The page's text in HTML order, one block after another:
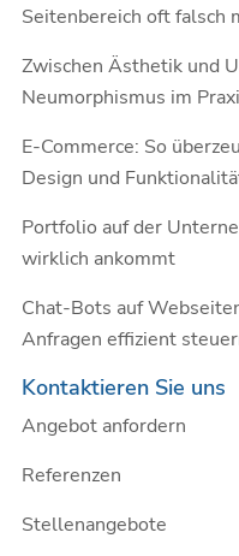
Seitenbereich oft falsch
Zwischen Ästhetik und
Neumorphismus im
E-Commerce: So
Design und
Portfolio auf der
wirklich ankommt
Chat-Bots auf
Anfragen effizient
Kontaktieren Sie uns
Angebot anfordern
Referenzen
Stellenangebote